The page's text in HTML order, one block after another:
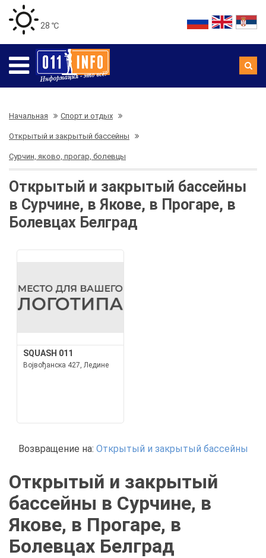
28 ℃
Начальная Спорт и отдых
Открытый и закрытый бассейны
Сурчин, яково, прогар, болевцы
Открытый и закрытый бассейны
в Сурчине, в Якове, в Прогаре, в
Болевцах Белград
SQUASH 011
Војвођанска 427, Ледине
Возвращение на: Открытый и закрытый бассейны
Открытый и закрытый
бассейны в Сурчине, в
Якове, в Прогаре, в
Болевцах Белград